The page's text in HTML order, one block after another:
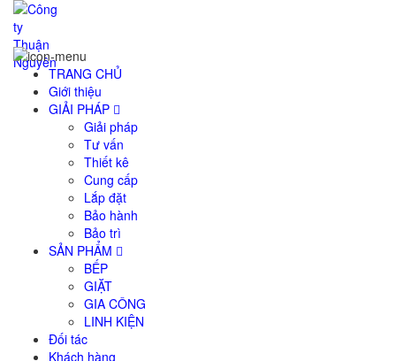
TRANG CHỦ
Giới thiệu
GIẢI PHÁP
Giải pháp
Tư vấn
Thiết kê
Cung cấp
Lắp đặt
Bảo hành
Bảo trì
SẢN PHẨM
BẾP
GIẶT
GIA CÔNG
LINH KIỆN
Đối tác
Khách hàng